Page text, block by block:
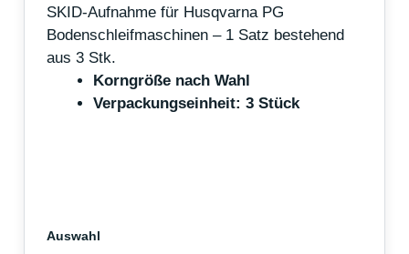
SKID-Aufnahme für Husqvarna PG
Bodenschleifmaschinen – 1 Satz bestehend
aus 3 Stk.
Korngröße nach Wahl
Verpackungseinheit: 3 Stück
Auswahl